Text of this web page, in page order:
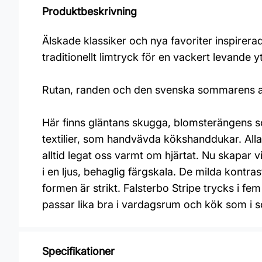
Produktbeskrivning
Älskade klassiker och nya favoriter
traditionellt limtryck för en vackert levande
Rutan, randen och den svenska
Här finns gläntans skugga, blomsterängens
textilier, som handvävda kökshanddukar.
alltid legat oss varmt om hjärtat. Nu skapar
i en ljus, behaglig färgskala. De milda
formen är strikt. Falsterbo Stripe trycks i
passar lika bra i vardagsrum och kök som i
Specifikationer